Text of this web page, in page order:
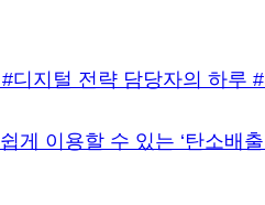
디지털 전략 담당자의 하루
게 이용할 수 있는 ‘탄소배